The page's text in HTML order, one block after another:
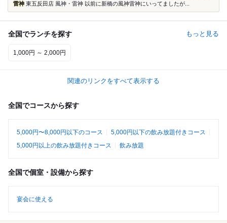
雷神 東五反田店 風神・雷神 以前に新橋の風神雷神にいってましたが...
全国でランチを探す もっと見る
1,000円 ～ 2,000円
関連のリンクをすべて表示する
全国でコースから探す
5,000円〜8,000円以下のコース
5,000円以下の飲み放題付きコース
5,000円以上の飲み放題付きコース
飲み放題
全国で個室・設備から探す
宴会に使える